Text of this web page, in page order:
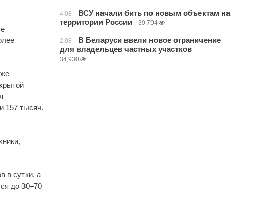
157 тысяч.
в сутки, а
до 30–70
4.08
ВСУ начали бить по новым объектам на
территории России
39,794
2.08
В Беларуси ввели новое ограничение
для владельцев частных участков
34,930